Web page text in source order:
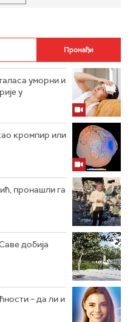
уморни и
у
кромпир или
пронашли га
добија
– да ли и